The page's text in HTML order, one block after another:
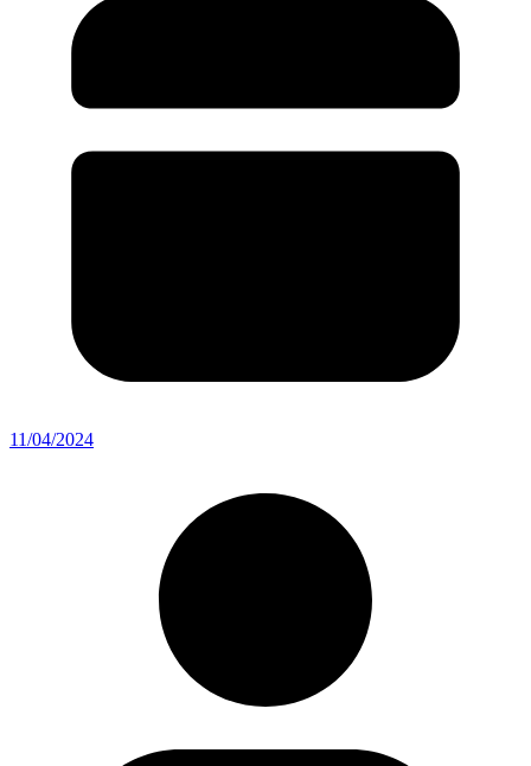
11/04/2024